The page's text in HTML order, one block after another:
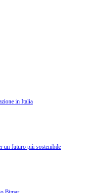
in Italia
un futuro più sostenibile